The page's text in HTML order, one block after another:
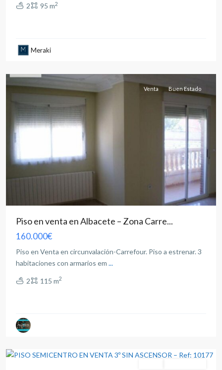
2 95 m2
Meraki
Albacete
Venta Buen Estado
Piso en venta en Albacete – Zona Carre...
160.000€
Piso en Venta en circunvalación-Carrefour. Piso a estrenar. 3
habitaciones con armarios em ...
2 115 m2
Albacete